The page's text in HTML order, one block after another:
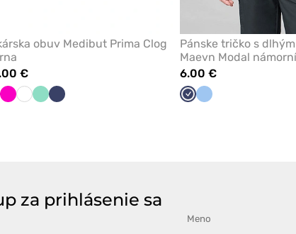
obuv Medibut Prima Clog
€
Malinová
Biela MátováNámornícky
Pánske tričko s
Maevn Modal
6.00 €
Námornícky
Modrá
za prihlásenie sa